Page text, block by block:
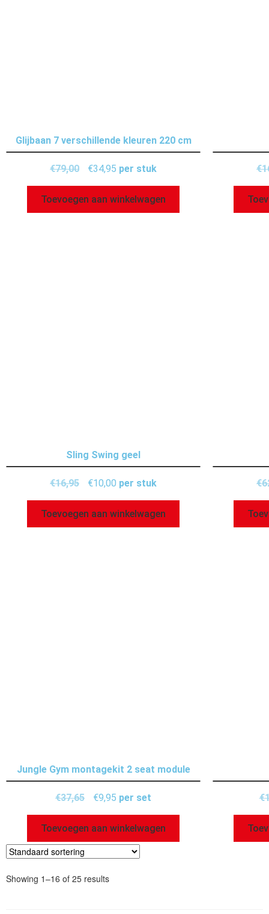
Glijbaan 7 verschillende kleuren 220 cm
€79,00 €34,95 per stuk
Toevoegen aan winkelwagen
€
Sling Swing geel
€16,95 €10,00 per stuk
Toevoegen aan winkelwagen
€
Jungle Gym montagekit 2 seat module
€37,65 €9,95 per set
Toevoegen aan winkelwagen
€
Showing 1–16 of 25 results